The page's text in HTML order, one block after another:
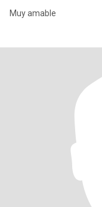
Muy amable